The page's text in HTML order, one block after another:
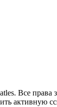
Все права
активную